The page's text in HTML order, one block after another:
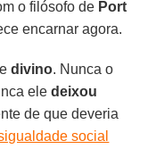
o filósofo de Port
encarnar agora.
divino. Nunca o
eledeixou
de que deveria
social